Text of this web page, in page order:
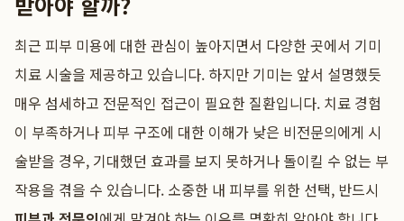
최근 피부 미용에 대한 관심이 높아지면서 다양한 곳에서 기미
치료 시술을 제공하고 있습니다. 하지만 기미는 앞서 설명했듯
매우 섬세하고 전문적인 접근이 필요한 질환입니다. 치료 경험
이 부족하거나 피부 구조에 대한 이해가 낮은 비전문의에게 시
술받을 경우, 기대했던 효과를 보지 못하거나 돌이킬 수 없는 부
작용을 겪을 수 있습니다. 소중한 내 피부를 위한 선택, 반드시